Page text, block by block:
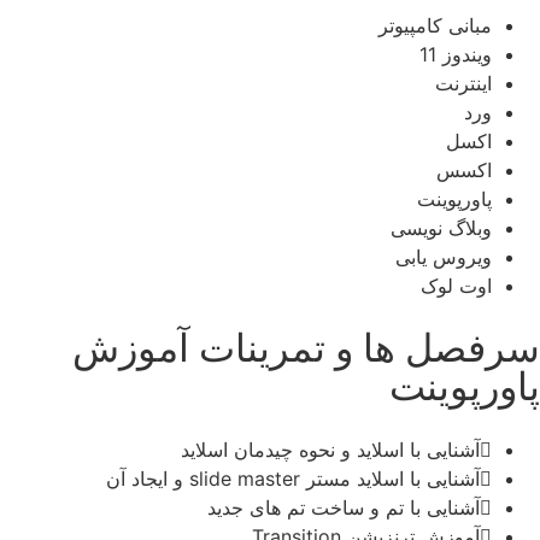
مبانی کامپیوتر
ویندوز 11
اینترنت
ورد
اکسل
اکسس
پاورپوینت
وبلاگ نویسی
ویروس یابی
اوت لوک
سرفصل ها و تمرینات آموزش
پاورپوینت
آشنایی با اسلاید و نحوه چیدمان اسلاید
آشنایی با اسلاید مستر slide master و ایجاد آن
آشنایی با تم و ساخت تم های جدید